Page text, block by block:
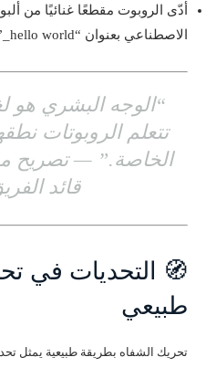
أدّى الروبوت مقطعًا غنائيًا من
الاصطناعي بعنوان “hello world_”.
“الوجه البشري هو
تتعلم الروبوتات
الخاصة.” — تصريح
قائد
🧭 التحديات في
طبيعي
تحريك الشفاه بطريقة طبيعية يمثل